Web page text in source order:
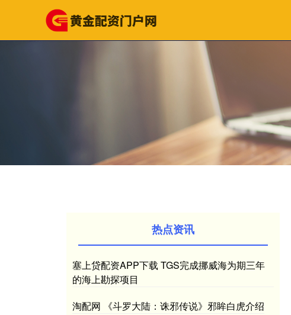
热点资讯
塞上贷配资APP下载 TGS完成挪威海为期三年
的海上勘探项目
淘配网 《斗罗大陆：诛邪传说》邪眸白虎介绍